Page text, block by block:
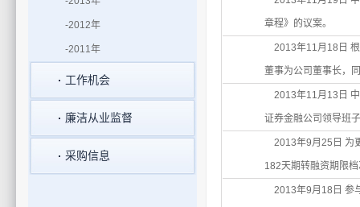
-2012年
-2011年
工作机会
廉洁从业监督
采购信息
章程》的议案。
2013年11月18日 根
董事为公司董事长，
2013年11月13日 中
证券金融公司领导班
2013年9月25日 为
182天期转融资期限
2013年9月18日 参